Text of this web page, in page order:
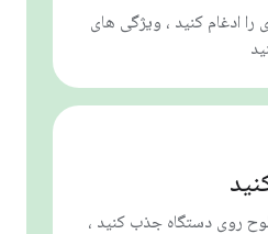
ادغام کنید ، ویژگی های
روی دستگاه جذب کنید ،